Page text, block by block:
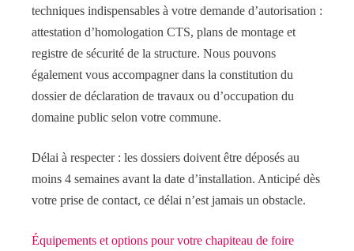
techniques indispensables à votre demande d’autorisation :
attestation d’homologation CTS, plans de montage et
registre de sécurité de la structure. Nous pouvons
également vous accompagner dans la constitution du
dossier de déclaration de travaux ou d’occupation du
domaine public selon votre commune.
Délai à respecter : les dossiers doivent être déposés au
moins 4 semaines avant la date d’installation. Anticipé dès
votre prise de contact, ce délai n’est jamais un obstacle.
Équipements et options pour votre chapiteau de foire